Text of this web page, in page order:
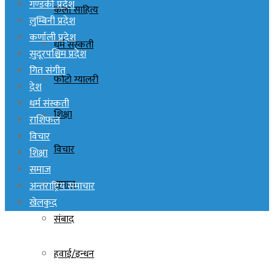
कला साहित्य
धर्म संस्कती
फोटो ग्यालरी
शिक्षा
विचार
समाज
संबाद
हवाई/इन्धन
गण्डकी प्रदेश
लुम्बिनी प्रदेश
कर्णाली प्रदेश
सुदूरपश्चिम प्रदेश
गित संगीत
देश
धर्म संस्कती
राशिफल
विचार
शिक्षा
समाज
अन्तराष्ट्रिय समाचार
खेलकुद